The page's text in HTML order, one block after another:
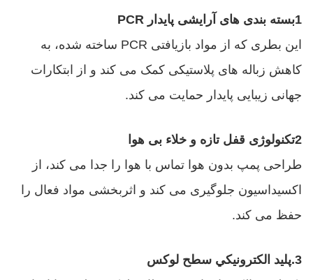
1بسته بندی های آرایشی پایدار PCR
این بطری که از مواد بازیافتی PCR ساخته شده، به
کاهش زباله های پلاستیکی کمک می کند و از ابتکارات
جهانی زیبایی پایدار حمایت می کند.
2تکنولوژی قفل تازه و خلاء بی هوا
طراحی پمپ بدون هوا تماس با هوا را جدا می کند، از
اکسیداسیون جلوگیری می کند و اثربخشی مواد فعال را
حفظ می کند.
3.پليد الکترونيکي سطح لوکس